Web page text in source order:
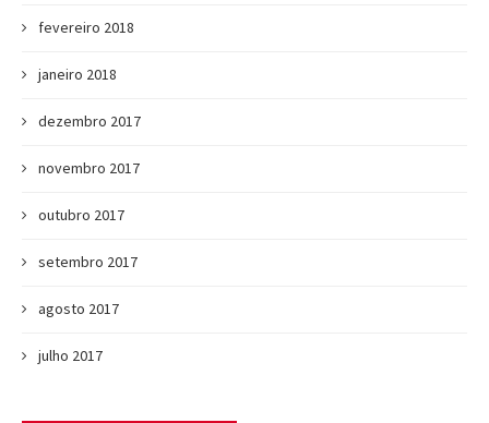
fevereiro 2018
janeiro 2018
dezembro 2017
novembro 2017
outubro 2017
setembro 2017
agosto 2017
julho 2017